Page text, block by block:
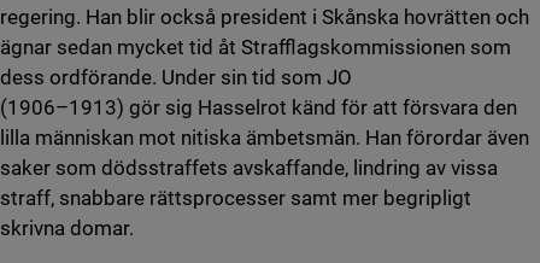
regering. Han blir också president i Skånska hovrätten och
ägnar sedan mycket tid åt Strafflagskommissionen som
dess ordförande. Under sin tid som JO
(1906–1913) gör sig Hasselrot känd för att försvara den
lilla människan mot nitiska ämbetsmän. Han förordar även
saker som dödsstraffets avskaffande, lindring av vissa
straff, snabbare rättsprocesser samt mer begripligt
skrivna domar.